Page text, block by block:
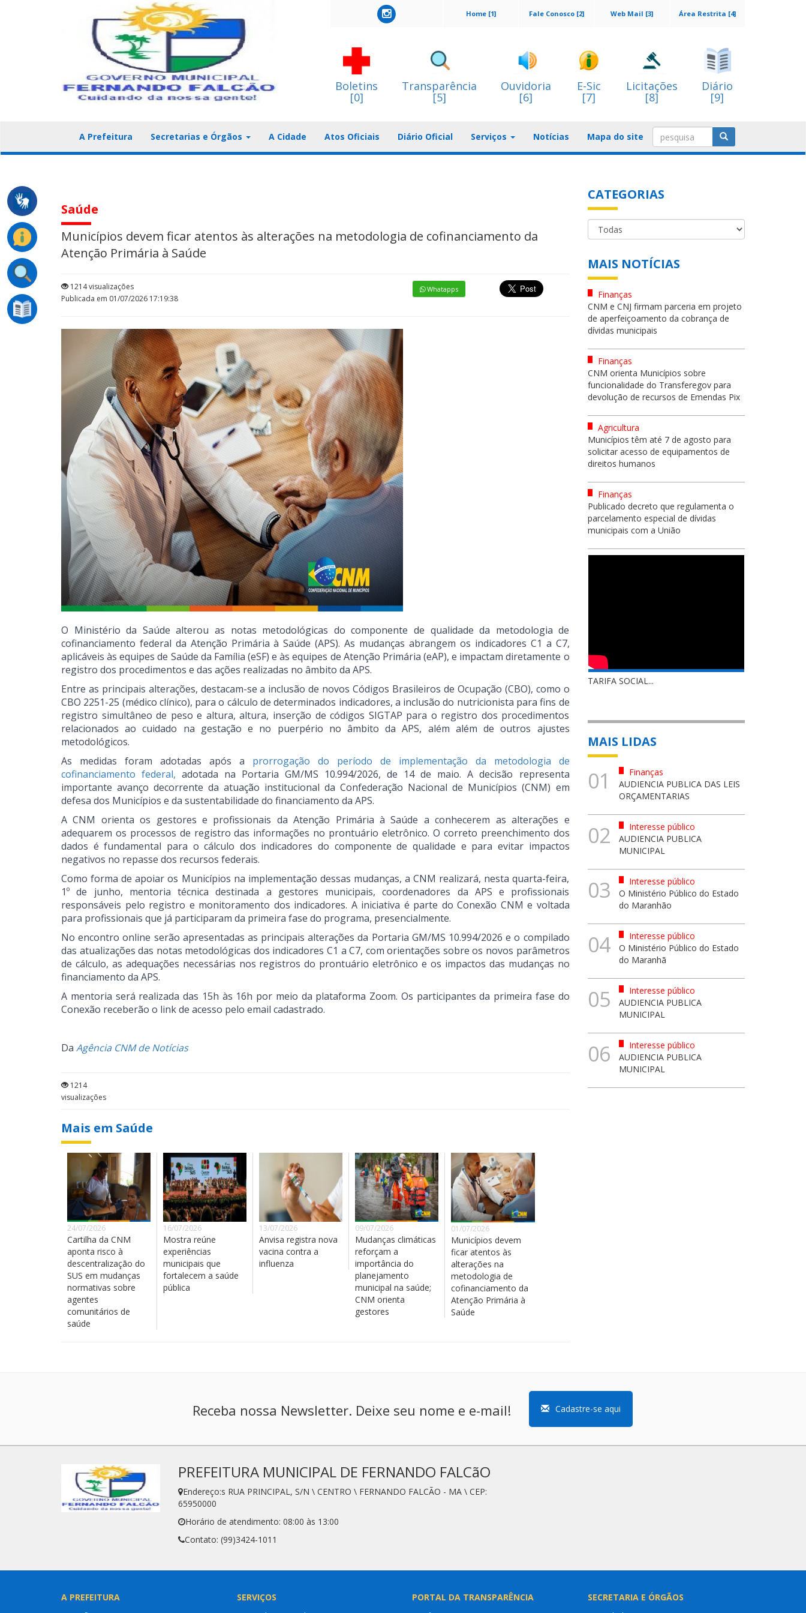
Área Restrita [4]
Web Mail [3]
Fale Conosco [2]
Home [1]
Boletins
[0]
Transparência
[5]
Ouvidoria
[6]
E-Sic
[7]
Licitações
[8]
Diário
[9]
A Prefeitura Secretarias e Órgãos A Cidade Atos Oficiais Diário Oficial Serviços Notícias Mapa do site
Saúde
Municípios devem ficar atentos às alterações na metodologia de cofinanciamento da
Atenção Primária à Saúde
1214 visualizações
Publicada em 01/07/2026 17:19:38
Whatapps
O Ministério da Saúde alterou as notas metodológicas do componente de qualidade da metodologia de
cofinanciamento federal da Atenção Primária à Saúde (APS). As mudanças abrangem os indicadores C1 a C7,
aplicáveis às equipes de Saúde da Família (eSF) e às equipes de Atenção Primária (eAP), e impactam diretamente o
registro dos procedimentos e das ações realizadas no âmbito da APS.
Entre as principais alterações, destacam-se a inclusão de novos Códigos Brasileiros de Ocupação (CBO), como o
CBO 2251-25 (médico clínico), para o cálculo de determinados indicadores, a inclusão do nutricionista para fins de
registro simultâneo de peso e altura, altura, inserção de códigos SIGTAP para o registro dos procedimentos
relacionados ao cuidado na gestação e no puerpério no âmbito da APS, além além de outros ajustes
metodológicos.
As medidas foram adotadas após a prorrogação do período de implementação da metodologia de
cofinanciamento federal, adotada na Portaria GM/MS 10.994/2026, de 14 de maio. A decisão representa
importante avanço decorrente da atuação institucional da Confederação Nacional de Municípios (CNM) em
defesa dos Municípios e da sustentabilidade do financiamento da APS.
A CNM orienta os gestores e profissionais da Atenção Primária à Saúde a conhecerem as alterações e
adequarem os processos de registro das informações no prontuário eletrônico. O correto preenchimento dos
dados é fundamental para o cálculo dos indicadores do componente de qualidade e para evitar impactos
negativos no repasse dos recursos federais.
Como forma de apoiar os Municípios na implementação dessas mudanças, a CNM realizará, nesta quarta-feira,
1º de junho, mentoria técnica destinada a gestores municipais, coordenadores da APS e profissionais
responsáveis pelo registro e monitoramento dos indicadores. A iniciativa é parte do Conexão CNM e voltada
para profissionais que já participaram da primeira fase do programa, presencialmente.
No encontro online serão apresentadas as principais alterações da Portaria GM/MS 10.994/2026 e o compilado
das atualizações das notas metodológicas dos indicadores C1 a C7, com orientações sobre os novos parâmetros
de cálculo, as adequações necessárias nos registros do prontuário eletrônico e os impactos das mudanças no
financiamento da APS.
A mentoria será realizada das 15h às 16h por meio da plataforma Zoom. Os participantes da primeira fase do
Conexão receberão o link de acesso pelo email cadastrado.
Da Agência CNM de Notícias
1214
visualizações
Mais em Saúde
24/07/2026
Cartilha da CNM
aponta risco à
descentralização do
SUS em mudanças
normativas sobre
agentes
comunitários de
saúde
16/07/2026
Mostra reúne
experiências
municipais que
fortalecem a saúde
pública
13/07/2026
Anvisa registra nova
vacina contra a
influenza
09/07/2026
Mudanças climáticas
reforçam a
importância do
planejamento
municipal na saúde;
CNM orienta
gestores
01/07/2026
Municípios devem
ficar atentos às
alterações na
metodologia de
cofinanciamento da
Atenção Primária à
Saúde
CATEGORIAS
MAIS NOTÍCIAS
Finanças
CNM e CNJ firmam parceria em projeto
de aperfeiçoamento da cobrança de
dívidas municipais
Finanças
CNM orienta Municípios sobre
funcionalidade do Transferegov para
devolução de recursos de Emendas Pix
Agricultura
Municípios têm até 7 de agosto para
solicitar acesso de equipamentos de
direitos humanos
Finanças
Publicado decreto que regulamenta o
parcelamento especial de dívidas
municipais com a União
TARIFA SOCIAL...
MAIS LIDAS
01
Finanças
AUDIENCIA PUBLICA DAS LEIS
ORÇAMENTARIAS
02
Interesse público
AUDIENCIA PUBLICA
MUNICIPAL
03
Interesse público
O Ministério Público do Estado
do Maranhão
04
Interesse público
O Ministério Público do Estado
do Maranhã
05
Interesse público
AUDIENCIA PUBLICA
MUNICIPAL
06
Interesse público
AUDIENCIA PUBLICA
MUNICIPAL
Receba nossa Newsletter. Deixe seu nome e e-mail! Cadastre-se aqui
PREFEITURA MUNICIPAL DE FERNANDO FALCãO
Endereço:s RUA PRINCIPAL, S/N \ CENTRO \ FERNANDO FALCÃO - MA \ CEP:
65950000
Horário de atendimento: 08:00 às 13:00
Contato: (99)3424-1011
A PREFEITURA SERVIÇOS PORTAL DA TRANSPARÊNCIA SECRETARIA E ÓRGÃOS